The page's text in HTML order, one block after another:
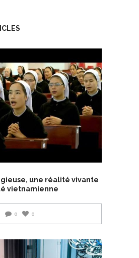
une réalité vivante
vietnamienne
0 0